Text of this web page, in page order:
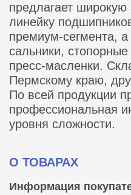
предлагает
линейку
премиум-сегмента, а
сальники,
пресс-масленки.
Пермскому краю,
По всей продукции
профессиональная
уровня сложности.
О ТОВАРАХ
Информация